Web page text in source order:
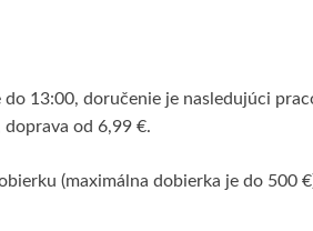
13:00, doručenie je nasledujúci
od 6,99 €.
(maximálna dobierka je do